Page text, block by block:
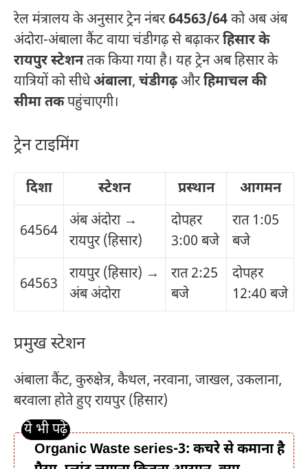
रेल मंत्रालय के अनुसार ट्रेन नंबर64563/64को अब अंब
अंदोरा-अंबाला कैंट वाया चंडीगढ़ से बढ़ाकरहिसार के
रायपुर स्टेशनतक किया गया है। यह ट्रेन अब हिसार के
यात्रियों को सीधेअंबाला, चंडीगढ़औरहिमाचल की
सीमा तकपहुंचाएगी।
ट्रेन टाइमिंग
दिशा स्टेशन प्रस्थान आगमन
64564
अंब अंदोरा →
रायपुर (हिसार)
दोपहर
3:00 बजे
रात 1:05
बजे
64563
रायपुर (हिसार) →
अंब अंदोरा
रात 2:25
बजे
दोपहर
12:40 बजे
प्रमुख स्टेशन
अंबाला कैंट, कुरुक्षेत्र, कैथल, नरवाना, जाखल, उकलाना,
बरवाला होते हुए रायपुर (हिसार)
Organic Waste series-3: कचरे से कमाना है